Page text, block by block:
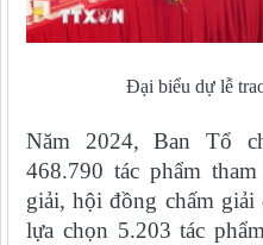
Đại biểu dự lễ
Năm 2024, Ban Tổ
468.790 tác phẩm
giải, hội đồng chấm
lựa chọn 5.203 tác